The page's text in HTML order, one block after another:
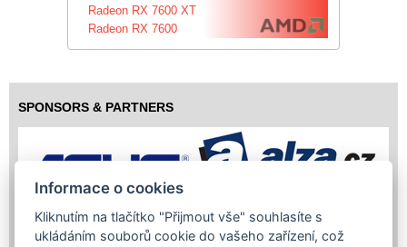
Radeon RX 7600 XT
Radeon RX 7600
SPONSORS & PARTNERS
Informace o cookies
Kliknutím na tlačítko "Přijmout vše" souhlasíte s
ukládáním souborů cookie do vašeho zařízení, což